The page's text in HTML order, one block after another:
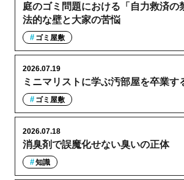
庭のゴミ問題における「自力救済の
法的な壁と大家の苦悩
ゴミ屋敷
ミニマリストに学ぶ汚部屋を卒業す
2026.07.19
ゴミ屋敷
消臭剤で誤魔化せない臭いの正体
2026.07.18
知識